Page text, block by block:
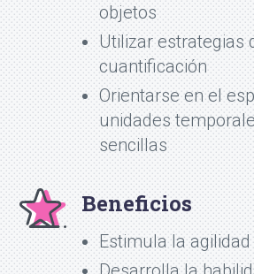
objetos
Utilizar estrategias
cuantificación
Orientarse en el
unidades
sencillas
Beneficios
Estimula la